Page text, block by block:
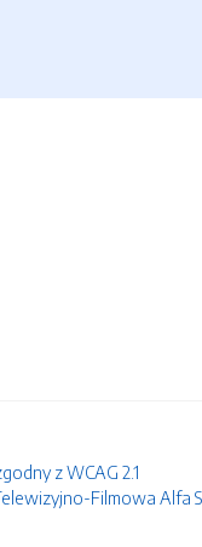
z WCAG 2.1
Filmowa Alfa